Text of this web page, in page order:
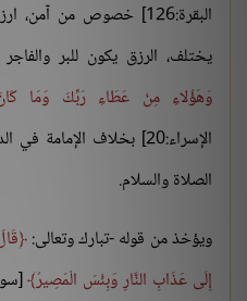
البقرة:126] خصوص من
يختلف، الرزق يكون للبر
وَهَؤُلاءِ مِنْ عَطَاءِ رَبِّكَ وَمَا
الإسراء:20] بخلاف
الصلاة والسلام.
ويؤخذ من قوله -تبارك وتعالى:
إِلَى عَذَابِ النَّارِ وَبِئْسَ الْمَصِيرُ